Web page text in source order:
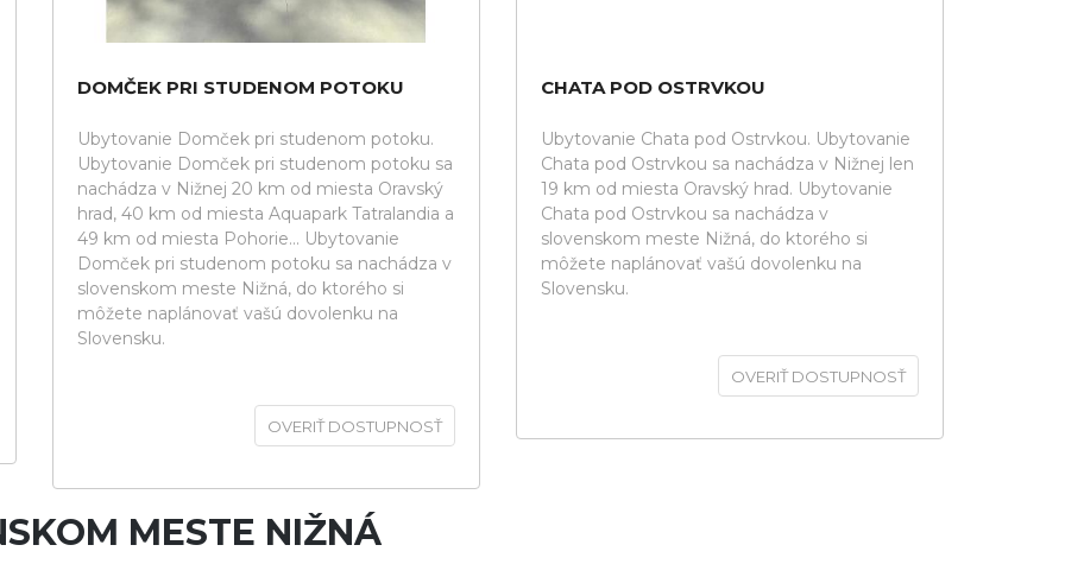
DOMČEK PRI STUDENOM POTOKU
Ubytovanie Domček pri studenom potoku.
Ubytovanie Domček pri studenom potoku sa
nachádza v Nižnej 20 km od miesta Oravský
hrad, 40 km od miesta Aquapark Tatralandia a
49 km od miesta Pohorie... Ubytovanie
Domček pri studenom potoku sa nachádza v
slovenskom meste Nižná, do ktorého si
môžete naplánovať vašú dovolenku na
Slovensku.
OVERIŤ DOSTUPNOSŤ
CHATA POD OSTRVKOU
Ubytovanie Chata pod Ostrvkou. Ubytovanie
Chata pod Ostrvkou sa nachádza v Nižnej len
19 km od miesta Oravský hrad. Ubytovanie
Chata pod Ostrvkou sa nachádza v
slovenskom meste Nižná, do ktorého si
môžete naplánovať vašú dovolenku na
Slovensku.
OVERIŤ DOSTUPNOSŤ
MESTE NIŽNÁ